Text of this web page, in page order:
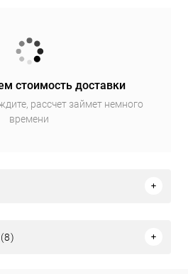
стоимость доставки
рассчет займет немного
времени